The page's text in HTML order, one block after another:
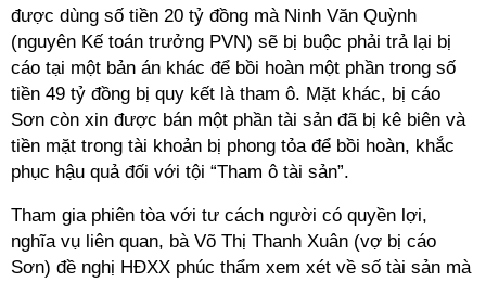
được dùng số tiền 20 tỷ đồng mà Ninh Văn Quỳnh
(nguyên Kế toán trưởng PVN) sẽ bị buộc phải trả lại bị
cáo tại một bản án khác để bồi hoàn một phần trong số
tiền 49 tỷ đồng bị quy kết là tham ô. Mặt khác, bị cáo
Sơn còn xin được bán một phần tài sản đã bị kê biên và
tiền mặt trong tài khoản bị phong tỏa để bồi hoàn, khắc
phục hậu quả đối với tội “Tham ô tài sản”.
Tham gia phiên tòa với tư cách người có quyền lợi,
nghĩa vụ liên quan, bà Võ Thị Thanh Xuân (vợ bị cáo
Sơn) đề nghị HĐXX phúc thẩm xem xét về số tài sản mà